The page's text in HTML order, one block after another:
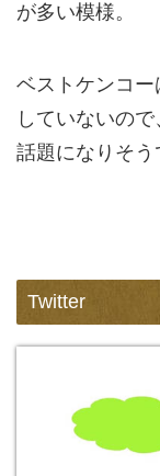
が多い模様。
ベストケンコ
していないの
話題になりそう
Twitter